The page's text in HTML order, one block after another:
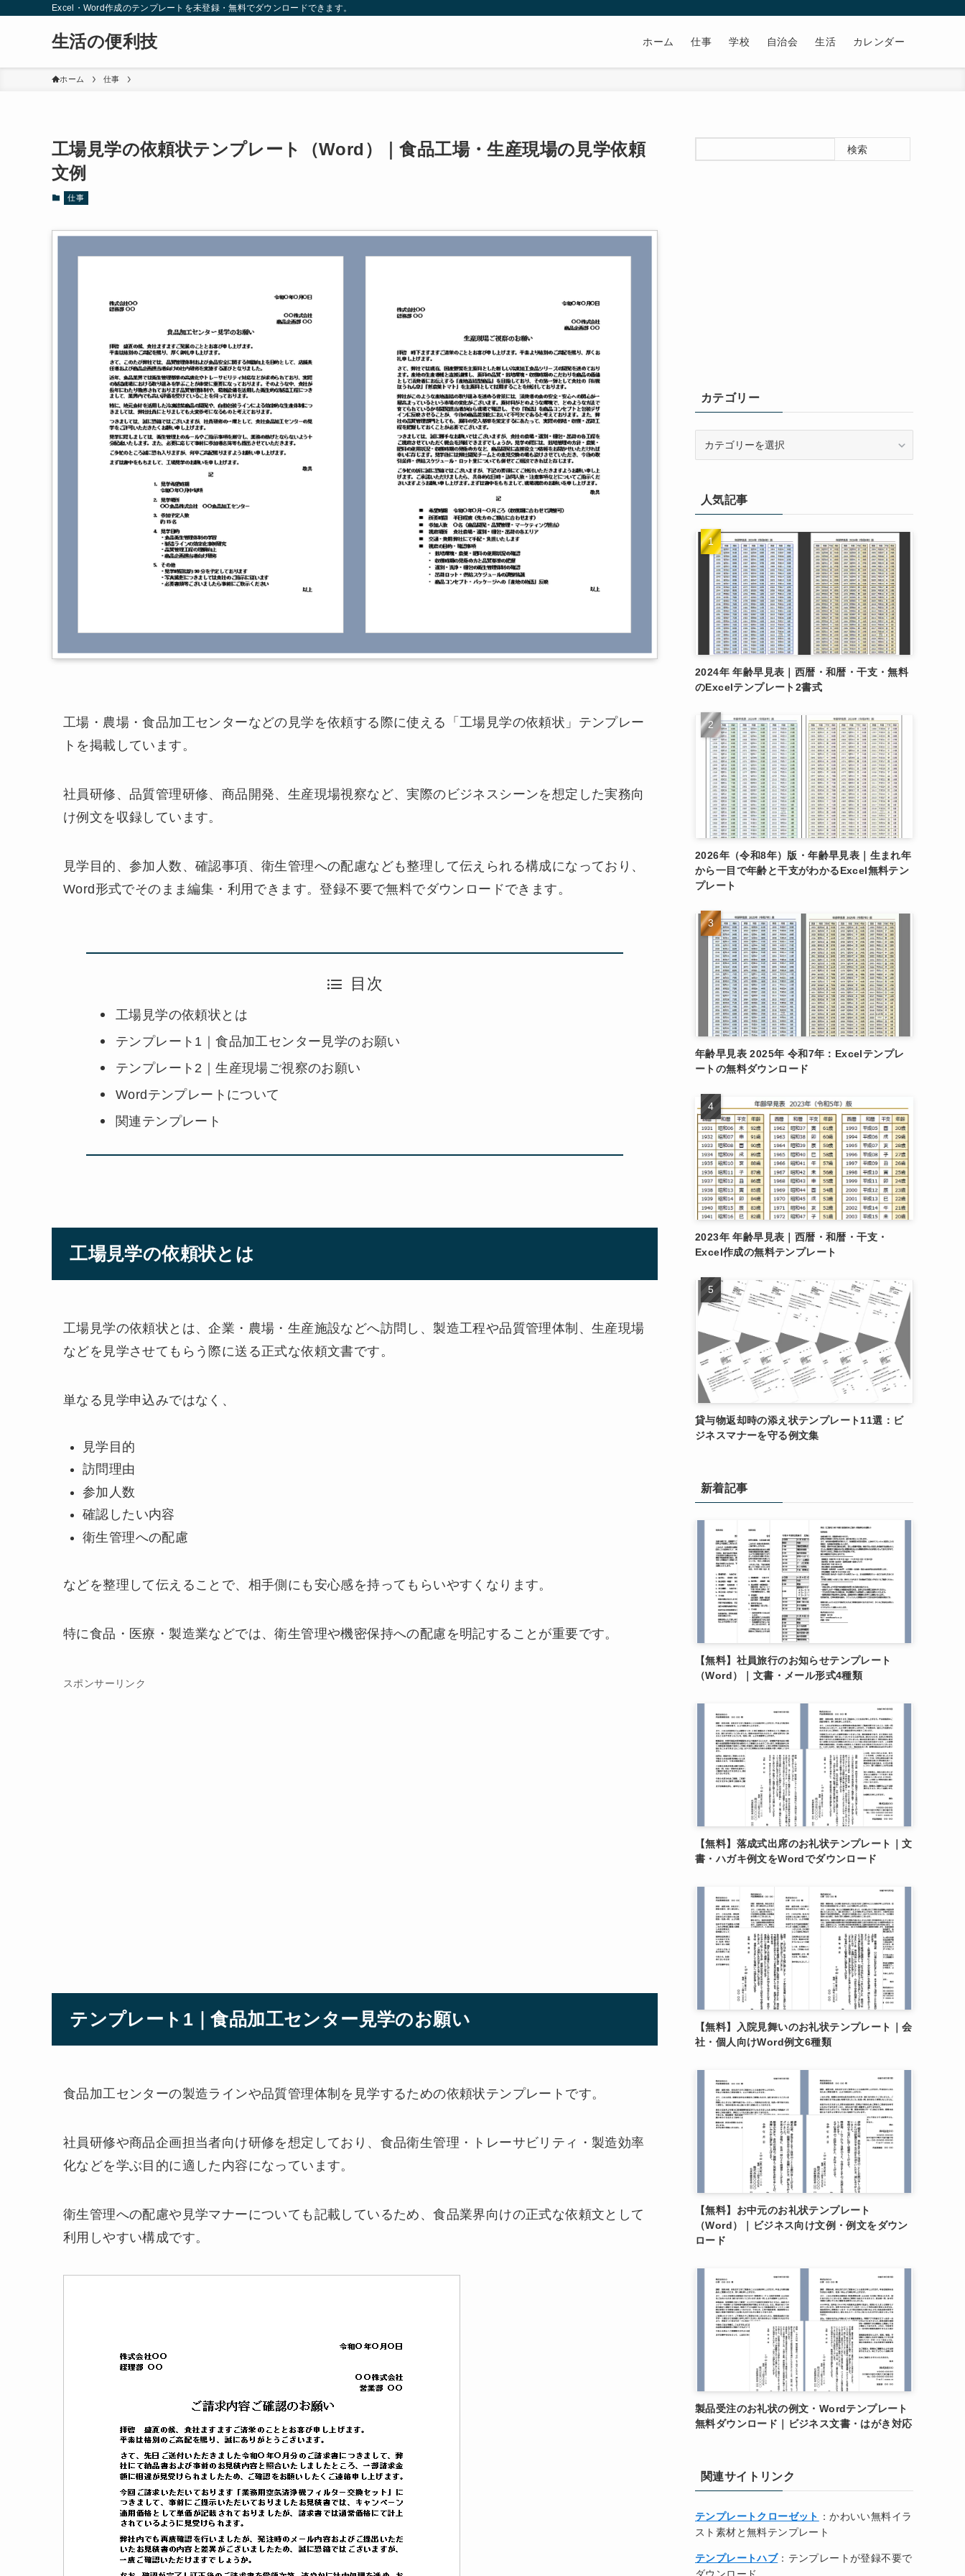
Excel・Word作成のテンプレートを未登録・無料でダウンロードできます。
生活の便利技 ホーム 仕事 学校 自治会 生活 カレンダー
ホーム 仕事
工場見学の依頼状テンプレート（Word）｜食品工場・生産現場の見学依頼
文例
仕事
工場・農場・食品加工センターなどの見学を依頼する際に使える「工場見学の依頼状」テンプレー
トを掲載しています。
社員研修、品質管理研修、商品開発、生産現場視察など、実際のビジネスシーンを想定した実務向
け例文を収録しています。
見学目的、参加人数、確認事項、衛生管理への配慮なども整理して伝えられる構成になっており、
Word形式でそのまま編集・利用できます。登録不要で無料でダウンロードできます。
目次
工場見学の依頼状とは
テンプレート1｜食品加工センター見学のお願い
テンプレート2｜生産現場ご視察のお願い
Wordテンプレートについて
関連テンプレート
工場見学の依頼状とは
工場見学の依頼状とは、企業・農場・生産施設などへ訪問し、製造工程や品質管理体制、生産現場
などを見学させてもらう際に送る正式な依頼文書です。
単なる見学申込みではなく、
見学目的
訪問理由
参加人数
確認したい内容
衛生管理への配慮
などを整理して伝えることで、相手側にも安心感を持ってもらいやすくなります。
特に食品・医療・製造業などでは、衛生管理や機密保持への配慮を明記することが重要です。
スポンサーリンク
テンプレート1｜食品加工センター見学のお願い
食品加工センターの製造ラインや品質管理体制を見学するための依頼状テンプレートです。
社員研修や商品企画担当者向け研修を想定しており、食品衛生管理・トレーサビリティ・製造効率
化などを学ぶ目的に適した内容になっています。
衛生管理への配慮や見学マナーについても記載しているため、食品業界向けの正式な依頼文として
利用しやすい構成です。
検索
カテゴリー
ー人気記事
2024年 年齢早見表｜西暦・和暦・干支・無料
のExcelテンプレート2書式
2026年（令和8年）版・年齢早見表｜生まれ年
から一目で年齢と干支がわかるExcel無料テン
プレート
年齢早見表 2025年 令和7年：Excelテンプレ
ートの無料ダウンロード
2023年 年齢早見表｜西暦・和暦・干支・
Excel作成の無料テンプレート
貸与物返却時の添え状テンプレート11選：ビ
ジネスマナーを守る例文集
新着記事
【無料】社員旅行のお知らせテンプレート
（Word）｜文書・メール形式4種類
【無料】落成式出席のお礼状テンプレート｜文
書・ハガキ例文をWordでダウンロード
【無料】入院見舞いのお礼状テンプレート｜会
社・個人向けWord例文6種類
【無料】お中元のお礼状テンプレート
（Word）｜ビジネス向け文例・例文をダウン
ロード
製品受注のお礼状の例文・Wordテンプレート
無料ダウンロード｜ビジネス文書・はがき対応
関連サイトリンク
テンプレートクローゼット ：かわいい無料イラ
スト素材と無料テンプレート
テンプレートハブ：テンプレートが登録不要で